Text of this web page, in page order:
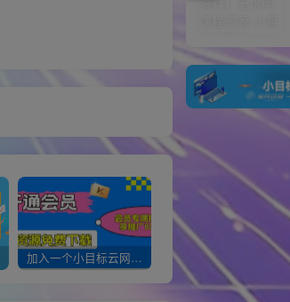
加入一个小目标云网创会员，全站资源免费学习。更可享受推广高达80%分佣！ XXX云网创【VIP会员专属交流群】